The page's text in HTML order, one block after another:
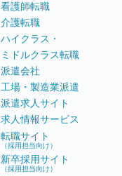
看護師転職
介護転職
ハイクラス・
ミドルクラス転職
派遣会社
工場・製造業派遣
派遣求人サイト
求人情報サービス
転職サイト
（採用担当向け）
新卒採用サイト
（採用担当向け）